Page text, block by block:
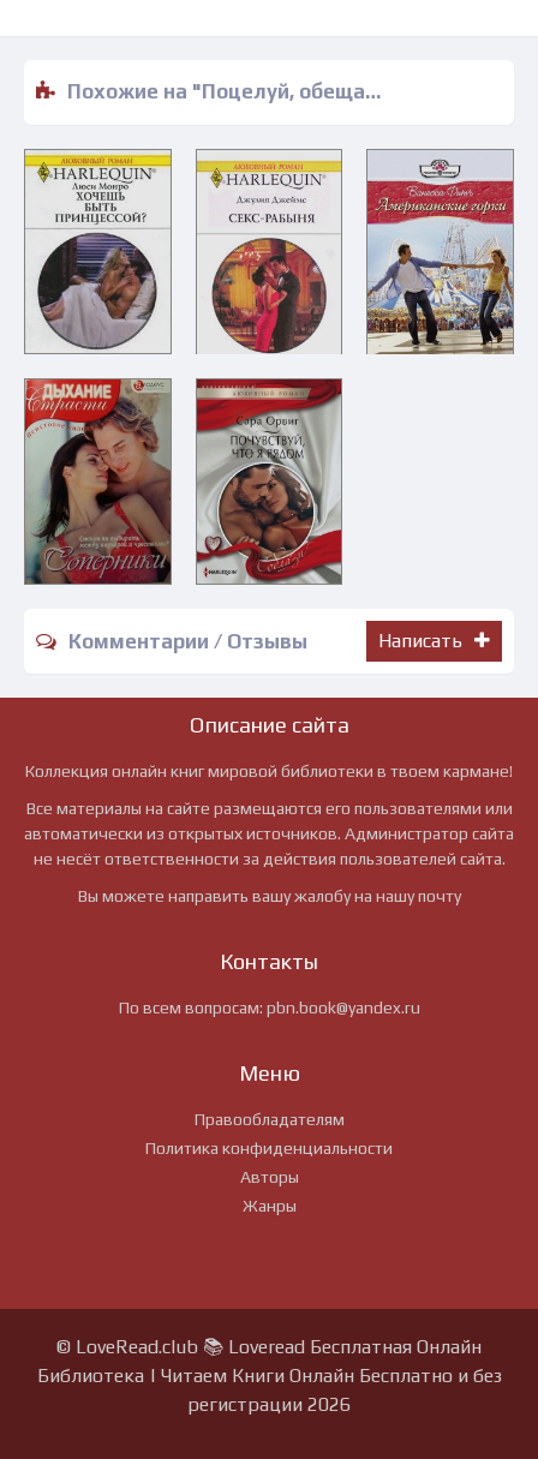
Похожие на "Поцелуй, обещающий рай - Дженнифер Хейворд" книги читать бесплатно полные версии
Комментарии / Отзывы Написать
Описание сайта
Коллекция онлайн книг мировой библиотеки в твоем кармане!
Все материалы на сайте размещаются его пользователями или
автоматически из открытых источников. Администратор сайта
не несёт ответственности за действия пользователей сайта.
Вы можете направить вашу жалобу на нашу почту
Контакты
По всем вопросам: pbn.book@yandex.ru
Меню
Правообладателям
Политика конфиденциальности
Авторы
Жанры
© LoveRead.club 📚 Loveread Бесплатная Онлайн
Библиотека | Читаем Книги Онлайн Бесплатно и без
регистрации 2026